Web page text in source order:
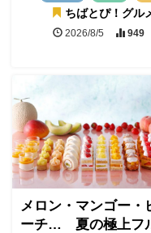
ちばとぴ！グル
2026/8/5 949
メロン・マンゴー・
ーチ… 夏の極上フ